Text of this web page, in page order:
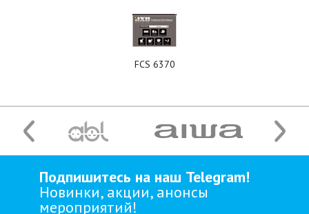
FCS 6370
Подпишитесь на наш Telegram!
Новинки, акции, анонсы
мероприятий!